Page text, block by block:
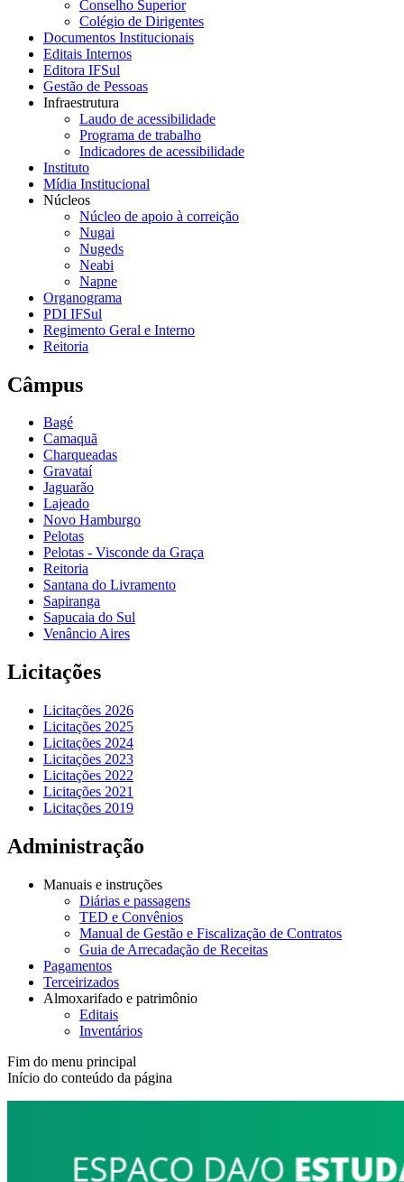
Conselho Superior
Colégio de Dirigentes
Documentos Institucionais
Editais Internos
Editora IFSul
Gestão de Pessoas
Infraestrutura
Laudo de acessibilidade
Programa de trabalho
Indicadores de acessibilidade
Instituto
Mídia Institucional
Núcleos
Núcleo de apoio à correição
Nugai
Nugeds
Neabi
Napne
Organograma
PDI IFSul
Regimento Geral e Interno
Reitoria
Câmpus
Bagé
Camaquã
Charqueadas
Gravataí
Jaguarão
Lajeado
Novo Hamburgo
Pelotas
Pelotas - Visconde da Graça
Reitoria
Santana do Livramento
Sapiranga
Sapucaia do Sul
Venâncio Aires
Licitações
Licitações 2026
Licitações 2025
Licitações 2024
Licitações 2023
Licitações 2022
Licitações 2021
Licitações 2019
Administração
Manuais e instruções
Diárias e passagens
TED e Convênios
Manual de Gestão e Fiscalização de Contratos
Guia de Arrecadação de Receitas
Pagamentos
Terceirizados
Almoxarifado e patrimônio
Editais
Inventários
Fim do menu principal
Início do conteúdo da página